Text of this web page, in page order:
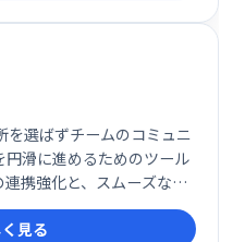
選ばずチームのコミュニ
滑に進めるためのツール
携強化と、スムーズな業
にいても、リアルタイムで
、生産性向上を実現しま
見る